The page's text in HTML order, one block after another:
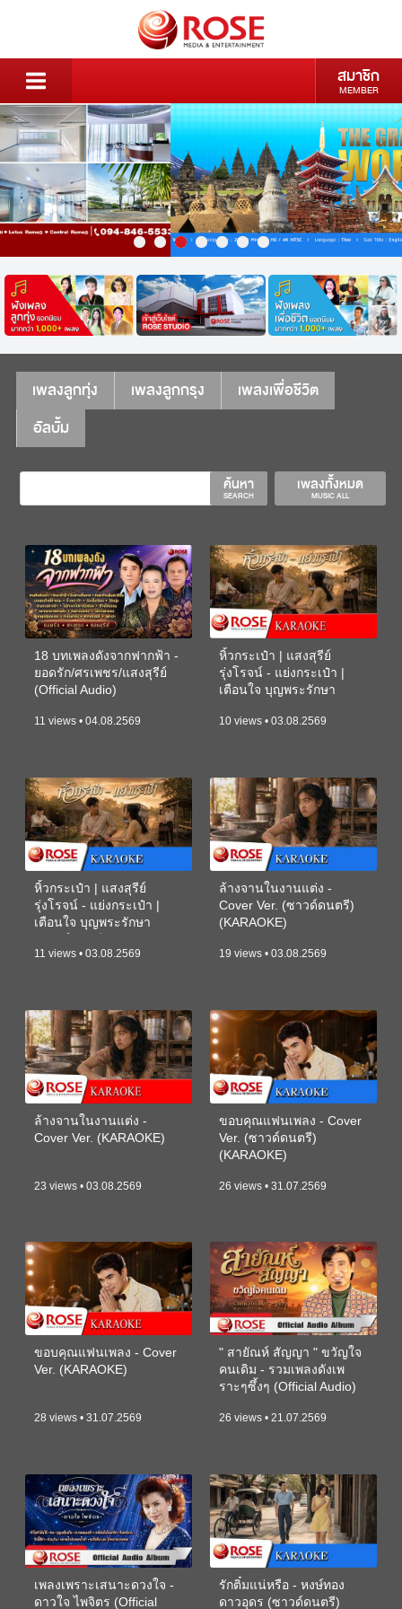
สมาชิก
MEMBER
เพลงลูกทุ่ง เพลงลูกกรุง
เพลงเพื่อชีวิต
อัลบั้ม
เพลงทั้งหมด
MUSIC ALL
ค้นหา
SEARCH
18 บทเพลงดังจากฟากฟ้า -
ยอดรัก/ศรเพชร/แสงสุรีย์
(Official Audio)
11 views • 04.08.2569
หิ้วกระเป๋า | แสงสุรีย์
รุ่งโรจน์ - แย่งกระเป๋า |
เตือนใจ บุญพระรักษา
10 views • 03.08.2569
หิ้วกระเป๋า | แสงสุรีย์
รุ่งโรจน์ - แย่งกระเป๋า |
เตือนใจ บุญพระรักษา
11 views • 03.08.2569
ล้างจานในงานแต่ง -
Cover Ver. (ซาวด์ดนตรี)
(KARAOKE)
19 views • 03.08.2569
ล้างจานในงานแต่ง -
Cover Ver. (KARAOKE)
23 views • 03.08.2569
ขอบคุณแฟนเพลง - Cover
Ver. (ซาวด์ดนตรี)
(KARAOKE)
26 views • 31.07.2569
ขอบคุณแฟนเพลง - Cover
Ver. (KARAOKE)
28 views • 31.07.2569
" สายัณห์ สัญญา " ขวัญใจ
คนเดิม - รวมเพลงดังเพ
ราะๆซึ้งๆ (Official Audio)
26 views • 21.07.2569
เพลงเพราะเสนาะดวงใจ -
ดาวใจ ไพจิตร (Official
รักติ๋มแน่หรือ - หงษ์ทอง
ดาวอุดร (ซาวด์ดนตรี)